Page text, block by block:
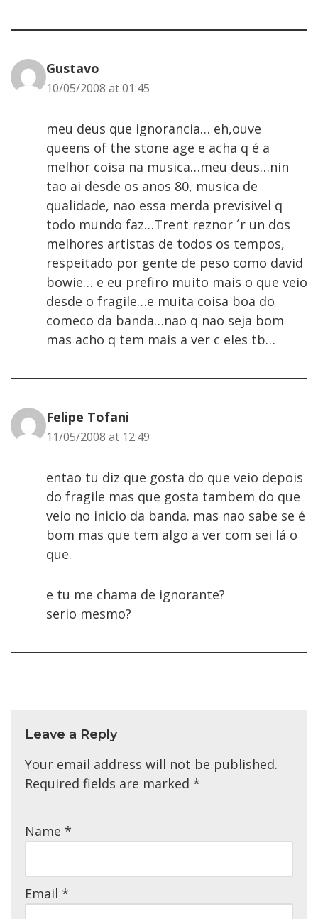
Gustavo
10/05/2008 at 01:45
meu deus que ignorancia… eh,ouve
queens of the stone age e acha q é a
melhor coisa na musica…meu deus…nin
tao ai desde os anos 80, musica de
qualidade, nao essa merda previsivel q
todo mundo faz…Trent reznor ´r un dos
melhores artistas de todos os tempos,
respeitado por gente de peso como david
bowie… e eu prefiro muito mais o que veio
desde o fragile…e muita coisa boa do
comeco da banda…nao q nao seja bom
mas acho q tem mais a ver c eles tb…
Felipe Tofani
11/05/2008 at 12:49
entao tu diz que gosta do que veio depois
do fragile mas que gosta tambem do que
veio no inicio da banda. mas nao sabe se é
bom mas que tem algo a ver com sei lá o
que.
e tu me chama de ignorante?
serio mesmo?
Leave a Reply
Your email address will not be published.
Required fields are marked *
Name *
Email *